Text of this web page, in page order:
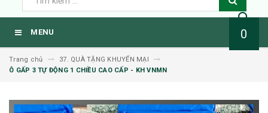
MENU 0
Trang chủ
37. QUÀ TẶNG KHUYẾN MẠI
Ô GẤP 3 TỰ ĐỘNG 1 CHIỀU CAO CẤP - KH VNMN